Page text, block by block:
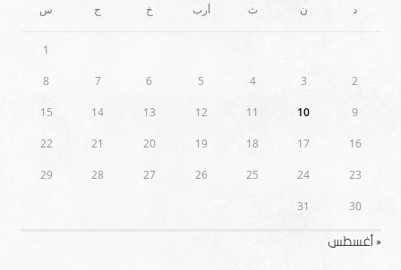
د ن ث أرب خ ج س
1
2
3
4
5
6
7
8
9
10
11
12
13
14
15
16
17
18
19
20
21
22
23
24
25
26
27
28
29
30
31
« أغسطس